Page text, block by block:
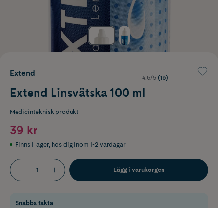
Extend
4.6/5 (16)
Extend Linsvätska 100 ml
Medicinteknisk produkt
39 kr
Finns i lager, hos dig inom 1-2 vardagar
Lägg i varukorgen
Snabba fakta